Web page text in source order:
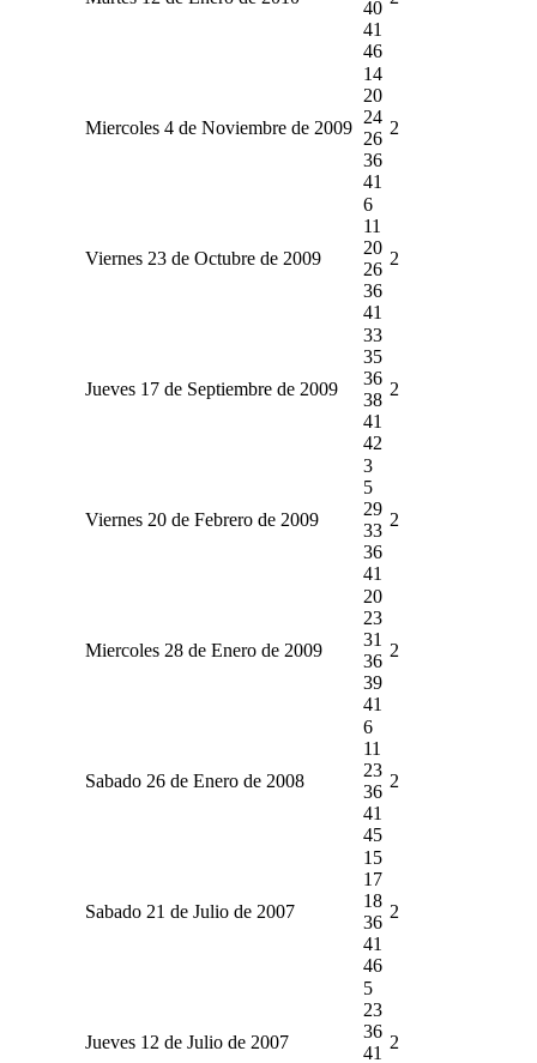
40
41
46
Miercoles 4 de Noviembre de 2009
14
20
24
26
36
41
2
Viernes 23 de Octubre de 2009
6
11
20
26
36
41
2
Jueves 17 de Septiembre de 2009
33
35
36
38
41
42
2
Viernes 20 de Febrero de 2009
3
5
29
33
36
41
2
Miercoles 28 de Enero de 2009
20
23
31
36
39
41
2
Sabado 26 de Enero de 2008
6
11
23
36
41
45
2
Sabado 21 de Julio de 2007
15
17
18
36
41
46
2
Jueves 12 de Julio de 2007
5
23
36
41
2